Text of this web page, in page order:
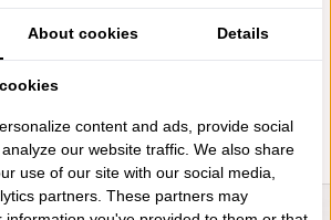
WIT,
(67)About cookies Details
content and ads, provide social
our website traffic. We also share
use of our site with our social media,
partners. These partners may